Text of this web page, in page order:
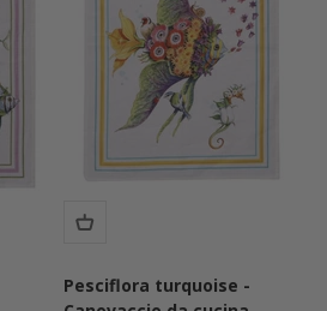
Pesciflora turquoise -